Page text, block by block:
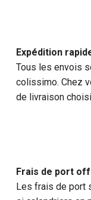
Expédition
Tous les envois
colissimo. Chez
de livraison
Frais de port
Les frais de port